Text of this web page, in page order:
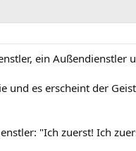
ein Außendienstler
und es erscheint der
"Ich zuerst! Ich